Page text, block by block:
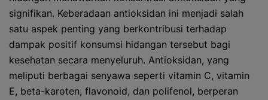
signifikan. Keberadaan antioksidan ini menjadi salah
satu aspek penting yang berkontribusi terhadap
dampak positif konsumsi hidangan tersebut bagi
kesehatan secara menyeluruh. Antioksidan, yang
meliputi berbagai senyawa seperti vitamin C, vitamin
E, beta-karoten, flavonoid, dan polifenol, berperan